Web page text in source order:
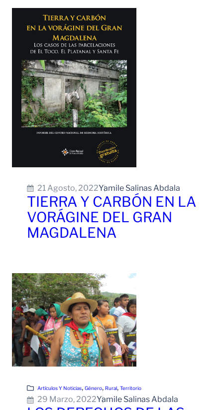
21 Agosto, 2022Yamile Salinas Abdala
TIERRA Y CARBÓN EN LA
VORÁGINE DEL GRAN
MAGDALENA
Artículos Y Noticias, Género, Rural, Territorio
29 Marzo, 2022Yamile Salinas Abdala